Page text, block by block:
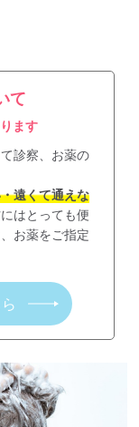
て
ます
診察、お薬の
遠くて通えな
はとっても便
お薬をご指定